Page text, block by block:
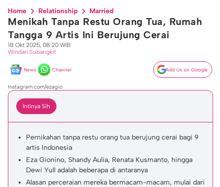
Home Relationship Married
Menikah Tanpa Restu Orang Tua, Rumah
Tangga 9 Artis Ini Berujung Cerai
18 Okt 2025, 08:20 WIB
Windari Subangkit
News Channel Add Us on Google
Instagram.com/ezagio
Intinya Sih
Pernikahan tanpa restu orang tua berujung cerai bagi 9
artis Indonesia
Eza Gionino, Shandy Aulia, Renata Kusmanto, hingga
Dewi Yull adalah beberapa di antaranya
Alasan perceraian mereka bermacam-macam, mulai dari